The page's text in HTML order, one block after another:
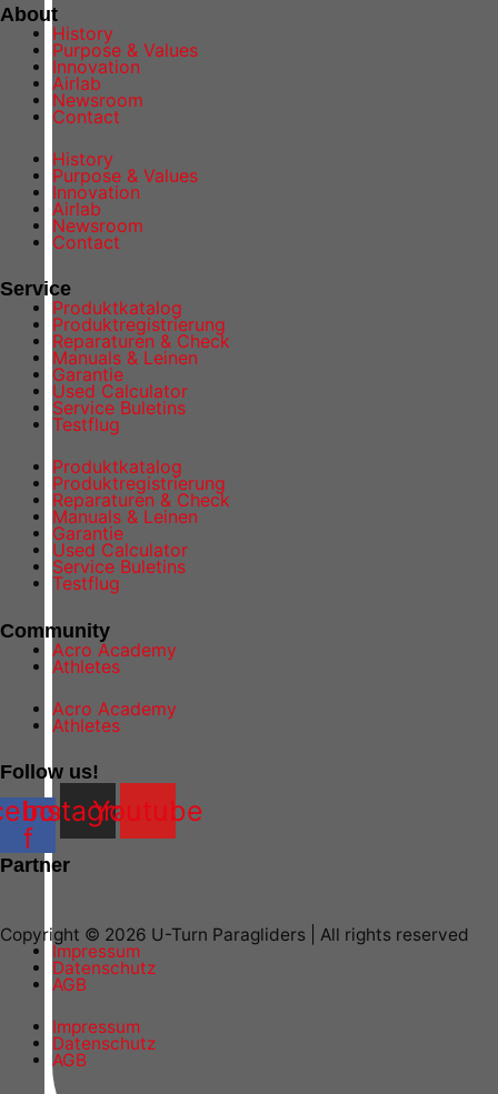
About
History
Purpose & Values
Innovation
Airlab
Newsroom
Contact
History
Purpose & Values
Innovation
Airlab
Newsroom
Contact
Service
Produktkatalog
Produktregistrierung
Reparaturen & Check
Manuals & Leinen
Garantie
Used Calculator
Service Buletins
Testflug
Produktkatalog
Produktregistrierung
Reparaturen & Check
Manuals & Leinen
Garantie
Used Calculator
Service Buletins
Testflug
Community
Acro Academy
Athletes
Acro Academy
Athletes
Follow us!
f
Instagram
Youtube
Partner
Copyright © 2026 U-Turn Paragliders | All rights reserved
Impressum
Datenschutz
AGB
Impressum
Datenschutz
AGB